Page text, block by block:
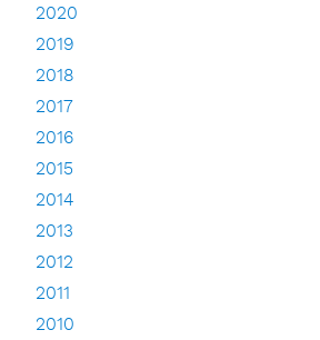
2020
2019
2018
2017
2016
2015
2014
2013
2012
2011
2010